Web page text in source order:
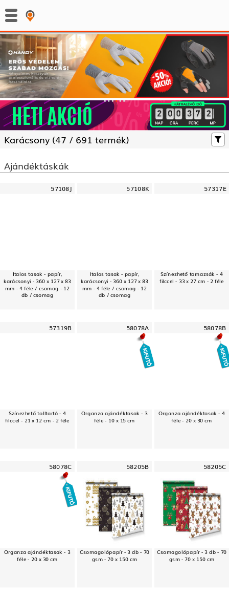
: :
Karácsony (47 / 691 termék)
Ajándéktáskák
57108J
Italos tasak - papír,
karácsonyi - 360 x 127 x 83
mm - 4 féle / csomag - 12
db / csomag
57108K
Italos tasak - papír,
karácsonyi - 360 x 127 x 83
mm - 4 féle / csomag - 12
db / csomag
57317E
Színezhető tornazsák - 4
filccel - 33 x 27 cm - 2 féle
57319B
Színezhető tolltartó - 4
filccel - 21 x 12 cm - 2 féle
58078A
Organza ajándéktasak - 3
féle - 10 x 15 cm
58078B
Organza ajándéktasak - 4
féle - 20 x 30 cm
58078C
Organza ajándéktasak - 3
féle - 20 x 30 cm
58205B
Csomagolópapír - 3 db - 70
gsm - 70 x 150 cm
58205C
Csomagolópapír - 3 db - 70
gsm - 70 x 150 cm